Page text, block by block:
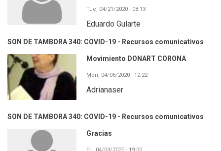
Tue, 04/21/2020 - 08:13
Eduardo Gularte
SON DE TAMBORA 340: COVID-19 - Recursos comunicativos
Movimiento DONART CORONA
Mon, 04/06/2020 - 12:22
Adrianaser
SON DE TAMBORA 340: COVID-19 - Recursos comunicativos
Gracias
Fri, 04/03/2020 - 19:00